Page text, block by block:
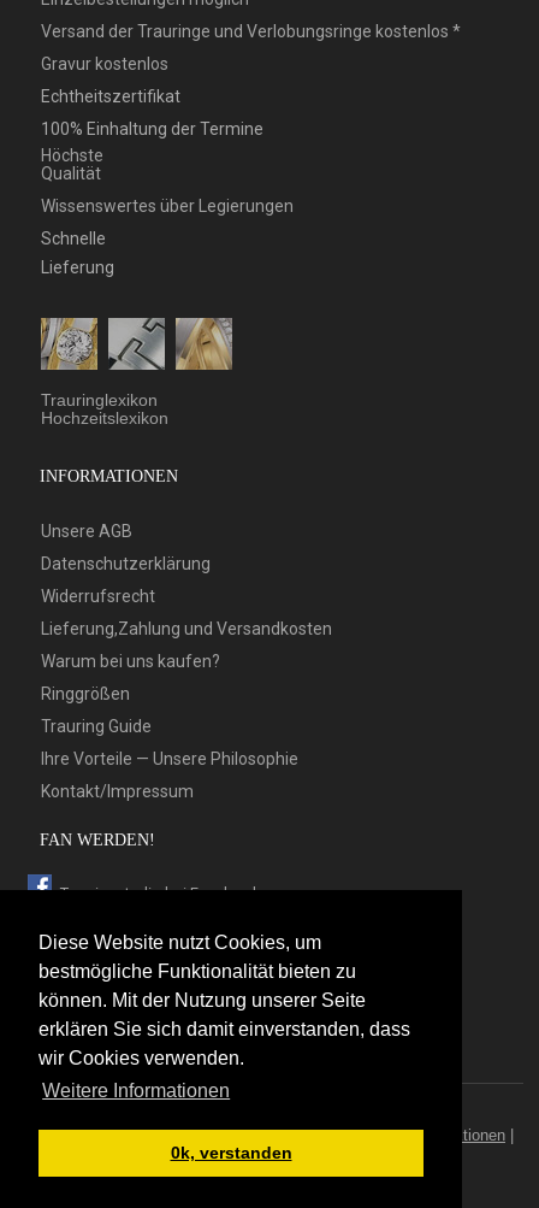
Diese Website nutzt Cookies, um
bestmögliche Funktionalität bieten zu
können. Mit der Nutzung unserer Seite
erklären Sie sich damit einverstanden, dass
wir Cookies verwenden.
Weitere Informationen
0k, verstanden
Versand der Trauringe und Verlobungsringe kostenlos *
Gravur kostenlos
Echtheitszertifikat
100% Einhaltung der Termine
Höchste
Qualität
Wissenswertes über Legierungen
Schnelle
Lieferung
Trauringlexikon
Hochzeitslexikon
INFORMATIONEN
Unsere AGB
Datenschutzerklärung
Widerrufsrecht
Lieferung,Zahlung und Versandkosten
Warum bei uns kaufen?
Ringgrößen
Trauring Guide
Ihre Vorteile — Unsere Philosophie
Kontakt/Impressum
FAN WERDEN!
Trauringstudio bei Facebook
Trauringstudio bei Twitter
Trauringstudio bei Pinterest
Trauringstudio bei flickr
Trauringstudio|Trauringe|Hersteller|Kontakt/Impressum Aktionen|
News|Sitemap